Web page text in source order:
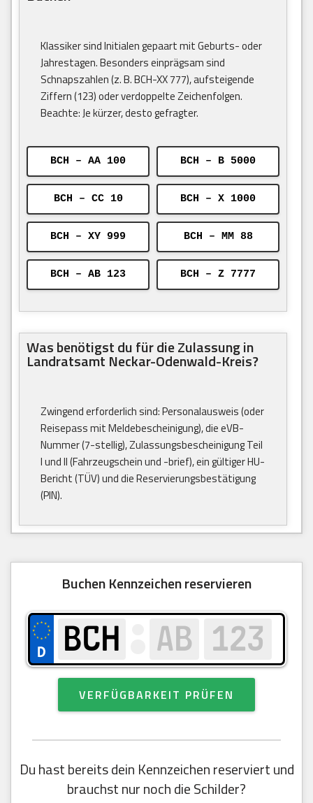
Klassiker sind Initialen gepaart mit Geburts- oder
Jahrestagen. Besonders einprägsam sind
Schnapszahlen (z. B. BCH-XX 777), aufsteigende
Ziffern (123) oder verdoppelte Zeichenfolgen.
Beachte: Je kürzer, desto gefragter.
BCH – AA 100 BCH – B 5000
BCH – CC 10 BCH – X 1000
BCH – XY 999 BCH – MM 88
BCH – AB 123 BCH – Z 7777
Was benötigst du für die Zulassung in
Landratsamt Neckar-Odenwald-Kreis?
Zwingend erforderlich sind: Personalausweis (oder
Reisepass mit Meldebescheinigung), die eVB-
Nummer (7-stellig), Zulassungsbescheinigung Teil
I und II (Fahrzeugschein und -brief), ein gültiger HU-
Bericht (TÜV) und die Reservierungsbestätigung
(PIN).
Buchen Kennzeichen reservieren
VERFÜGBARKEIT PRÜFEN
Du hast bereits dein Kennzeichen reserviert und
brauchst nur noch die Schilder?